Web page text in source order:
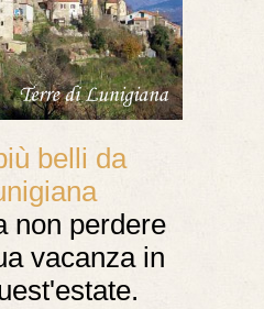
belli da
non perdere
vacanza in